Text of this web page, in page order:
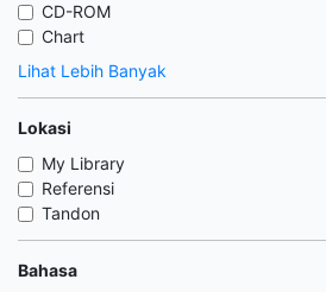
CD-ROM
Chart
Lihat Lebih Banyak
Lokasi
My Library
Referensi
Tandon
Bahasa